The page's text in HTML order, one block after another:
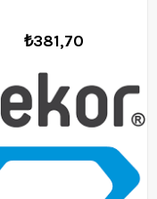
₺381,70